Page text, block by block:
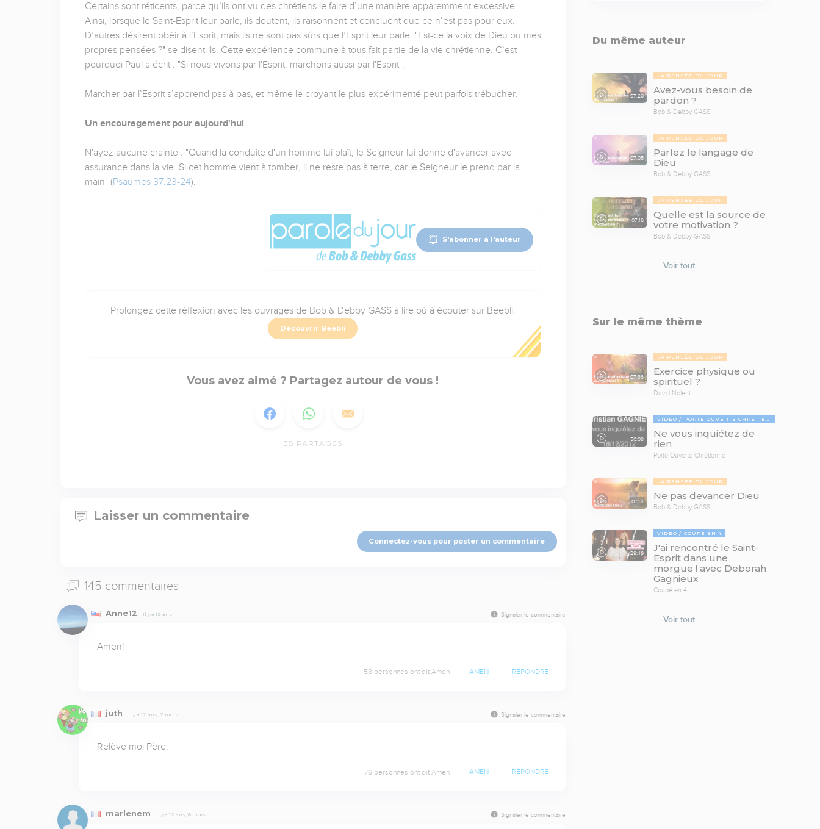
Certains sont réticents, parce qu’ils ont vu des chrétiens le faire d’une manière apparemment excessive.
Ainsi, lorsque le Saint-Esprit leur parle, ils doutent, ils raisonnent et concluent que ce n’est pas pour eux.
D’autres désirent obéir à l’Esprit, mais ils ne sont pas sûrs que l’Esprit leur parle. "Est-ce la voix de Dieu ou mes
propres pensées ?" se disent-ils. Cette expérience commune à tous fait partie de la vie chrétienne. C’est
pourquoi Paul a écrit : "Si nous vivons par l'Esprit, marchons aussi par l'Esprit".
Marcher par l’Esprit s’apprend pas à pas, et même le croyant le plus expérimenté peut parfois trébucher.
Un encouragement pour aujourd'hui
N'ayez aucune crainte : "Quand la conduite d'un homme lui plaît, le Seigneur lui donne d'avancer avec
assurance dans la vie. Si cet homme vient à tomber, il ne reste pas à terre, car le Seigneur le prend par la
main" (Psaumes 37.23-24).
S'abonner à l'auteur
Prolongez cette réflexion avec les ouvrages de Bob & Debby GASS à lire où à écouter sur Beebli.
Découvrir Beebli
Vous avez aimé ? Partagez autour de vous !
38 PARTAGES
Laisser un commentaire
Connectez-vous pour poster un commentaire
145 commentaires
Anne12 Il y a 12 ans Signaler le commentaire
Amen!
58 personnes ont dit Amen AMEN RÉPONDRE
juth Il y a 12 ans, 2 mois Signaler le commentaire
Relève moi Père.
76 personnes ont dit Amen AMEN RÉPONDRE
marlenem Il y a 12 ans, 8 mois Signaler le commentaire
Du même auteur
07:20
LA PENSÉE DU JOUR
Avez-vous besoin de
pardon ?
Bob & Debby GASS
07:05
LA PENSÉE DU JOUR
Parlez le langage de
Dieu
Bob & Debby GASS
07:16
LA PENSÉE DU JOUR
Quelle est la source de
votre motivation ?
Bob & Debby GASS
Voir tout
Sur le même thème
07:36
LA PENSÉE DU JOUR
Exercice physique ou
spirituel ?
David Nolent
50:08
VIDÉO PORTE OUVERTE CHRÉTIENNE
Ne vous inquiétez de
rien
Porte Ouverte Chrétienne
07:31
LA PENSÉE DU JOUR
Ne pas devancer Dieu
Bob & Debby GASS
29:46
VIDÉO COUPÉ EN 4
J'ai rencontré le Saint-
Esprit dans une
morgue ! avec Deborah
Gagnieux
Coupé en 4
Voir tout